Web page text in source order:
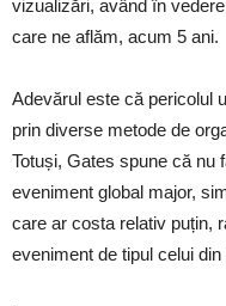
vizualizări, având în
care ne aflăm, acum 5 ani.
Adevărul este că pericolul
prin diverse metode de
Totuși, Gates spune că nu
eveniment global major,
care ar costa relativ puțin,
eveniment de tipul celui din